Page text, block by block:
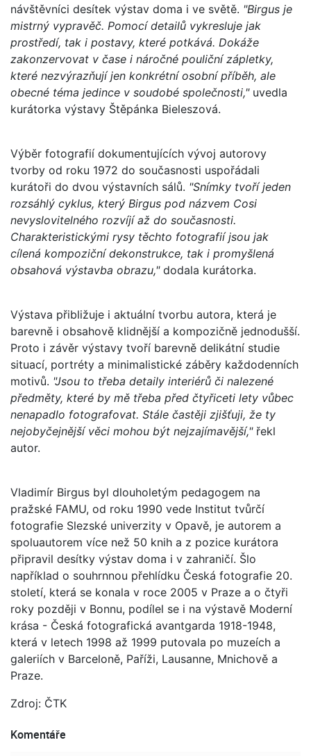
návštěvníci desítek výstav doma i ve světě. "Birgus je
mistrný vypravěč. Pomocí detailů vykresluje jak
prostředí, tak i postavy, které potkává. Dokáže
zakonzervovat v čase i náročné pouliční zápletky,
které nezvýrazňují jen konkrétní osobní příběh, ale
obecné téma jedince v soudobé společnosti,"uvedla
kurátorka výstavy Štěpánka Bieleszová.
Výběr fotografií dokumentujících vývoj autorovy
tvorby od roku 1972 do současnosti uspořádali
kurátoři do dvou výstavních sálů. "Snímky tvoří jeden
rozsáhlý cyklus, který Birgus pod názvem Cosi
nevyslovitelného rozvíjí až do současnosti.
Charakteristickými rysy těchto fotografií jsou jak
cílená kompoziční dekonstrukce, tak i promyšlená
obsahová výstavba obrazu," dodala kurátorka.
Výstava přibližuje i aktuální tvorbu autora, která je
barevně i obsahově klidnější a kompozičně jednodušší.
Proto i závěr výstavy tvoří barevně delikátní studie
situací, portréty a minimalistické záběry každodenních
motivů. "Jsou to třeba detaily interiérů či nalezené
předměty, které by mě třeba před čtyřiceti lety vůbec
nenapadlo fotografovat. Stále častěji zjišťuji, že ty
nejobyčejnější věci mohou být nejzajímavější,"řekl
autor.
Vladimír Birgus byl dlouholetým pedagogem na
pražské FAMU, od roku 1990 vede Institut tvůrčí
fotografie Slezské univerzity v Opavě, je autorem a
spoluautorem více než 50 knih a z pozice kurátora
připravil desítky výstav doma i v zahraničí. Šlo
například o souhrnnou přehlídku Česká fotografie 20.
století, která se konala v roce 2005 v Praze a o čtyři
roky později v Bonnu, podílel se i na výstavě Moderní
krása - Česká fotografická avantgarda 1918-1948,
která v letech 1998 až 1999 putovala po muzeích a
galeriích v Barceloně, Paříži, Lausanne, Mnichově a
Praze.
Zdroj: ČTK
Komentáře